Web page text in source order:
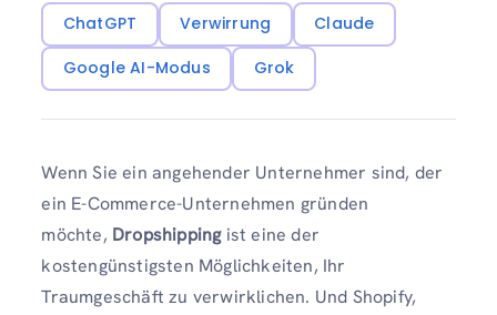
ChatGPT Verwirrung
Claude
Google AI-Modus
Grok
Wenn Sie ein angehender Unternehmer sind, der
ein E-Commerce-Unternehmen gründen
möchte, Dropshippingist eine der
kostengünstigsten Möglichkeiten, Ihr
Traumgeschäft zu verwirklichen. Und Shopify,